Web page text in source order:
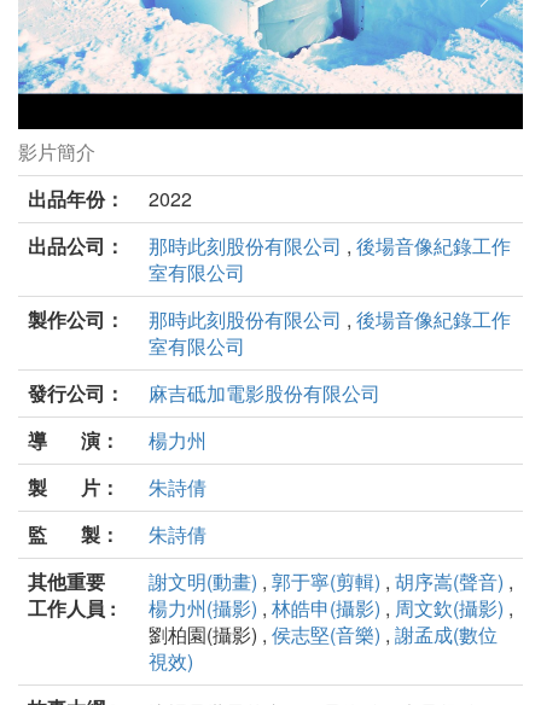
無邊劇照
影片簡介
出品年份：
2022
出品公司：
那時此刻股份有限公司 , 後場音像紀錄工作
室有限公司
製作公司：
那時此刻股份有限公司 , 後場音像紀錄工作
室有限公司
發行公司：
麻吉砥加電影股份有限公司
導 演：
楊力州
製 片：
朱詩倩
監 製：
朱詩倩
其他重要
工作人員 :
謝文明(動畫) , 郭于寧(剪輯) , 胡序嵩(聲音) ,
楊力州(攝影) , 林皓申(攝影) , 周文欽(攝影) ,
劉柏園(攝影) , 侯志堅(音樂) , 謝孟成(數位
視效)